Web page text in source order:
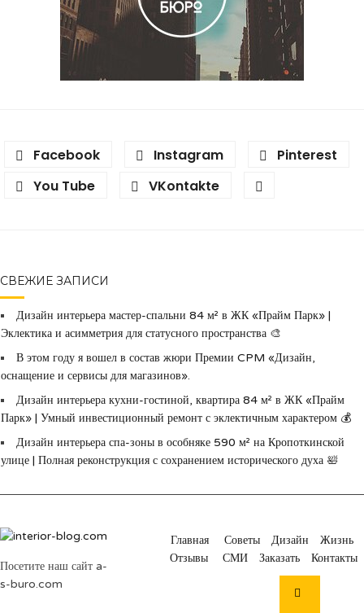
Facebook Instagram
Pinterest
You Tube
VKontakte
СВЕЖИЕ ЗАПИСИ
Дизайн интерьера мастер-спальни 84 м² в ЖК «Прайм Парк» |
Эклектика и асимметрия для статусного пространства 🎨
В этом году я вошел в состав жюри Премии CPM «Дизайн,
оснащение и сервисы для магазинов».
Дизайн интерьера кухни-гостиной, квартира 84 м² в ЖК «Прайм
Парк» | Умный инвестиционный ремонт с эклектичным характером 💰
Дизайн интерьера спа-зоны в особняке 590 м² на Кропоткинской
улице | Полная реконструкция с сохранением исторического духа 🛀
Посетите наш сайт a-
s-buro.com
Главная Советы Дизайн
Жизнь
Отзывы
СМИ Заказать Контакты